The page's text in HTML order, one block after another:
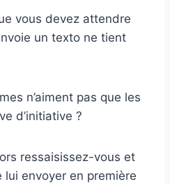
vous devez attendre
un texto ne tient
n’aiment pas que les
d’initiative ?
ressaisissez-vous et
envoyer en première